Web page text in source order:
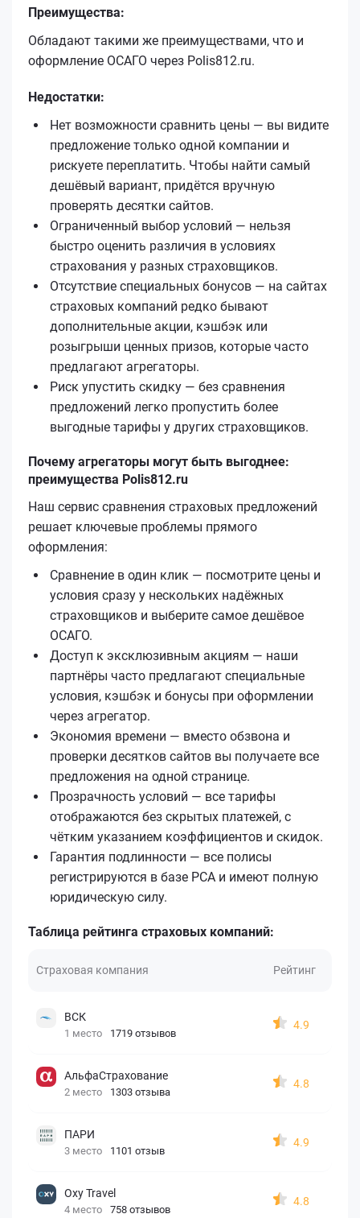
Преимущества:
Обладают такими же преимуществами, что и
оформление ОСАГО через Polis812.ru.
Недостатки:
Нет возможности сравнить цены — вы видите
предложение только одной компании и
рискуете переплатить. Чтобы найти самый
дешёвый вариант, придётся вручную
проверять десятки сайтов.
Ограниченный выбор условий — нельзя
быстро оценить различия в условиях
страхования у разных страховщиков.
Отсутствие специальных бонусов — на сайтах
страховых компаний редко бывают
дополнительные акции, кэшбэк или
розыгрыши ценных призов, которые часто
предлагают агрегаторы.
Риск упустить скидку — без сравнения
предложений легко пропустить более
выгодные тарифы у других страховщиков.
Почему агрегаторы могут быть выгоднее:
преимущества Polis812.ru
Наш сервис сравнения страховых предложений
решает ключевые проблемы прямого
оформления:
Сравнение в один клик — посмотрите цены и
условия сразу у нескольких надёжных
страховщиков и выберите самое дешёвое
ОСАГО.
Доступ к эксклюзивным акциям — наши
партнёры часто предлагают специальные
условия, кэшбэк и бонусы при оформлении
через агрегатор.
Экономия времени — вместо обзвона и
проверки десятков сайтов вы получаете все
предложения на одной странице.
Прозрачность условий — все тарифы
отображаются без скрытых платежей, с
чётким указанием коэффициентов и скидок.
Гарантия подлинности — все полисы
регистрируются в базе РСА и имеют полную
юридическую силу.
Таблица рейтинга страховых компаний:
Страховая компания Рейтинг
ВСК
1 место 1719 отзывов
4.9
АльфаСтрахование
2 место 1303 отзыва
4.8
ПАРИ
3 место 1101 отзыв
4.9
Oxy Travel
4 место 758 отзывов
4.8